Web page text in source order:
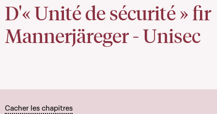
D'« Unité de sécurité » fir
Mannerjäreger - Unisec
Cacher les chapitres